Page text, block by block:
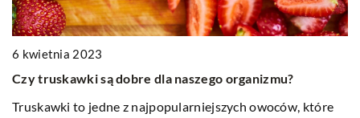
6 kwietnia 2023
Czy truskawki są dobre dla naszego organizmu?
Truskawki to jedne z najpopularniejszych owoców, które